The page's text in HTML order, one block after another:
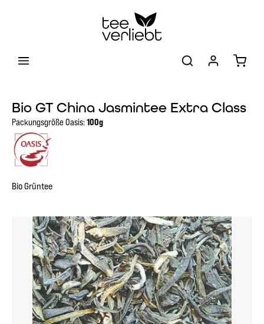
Bio GT China Jasmintee Extra Class
Packungsgröße Oasis:100g
Bio Grüntee
Bildergalerie überspringen